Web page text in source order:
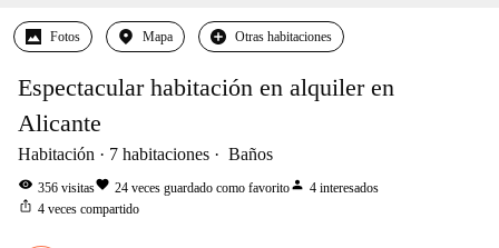
Fotos Mapa Otras habitaciones
Espectacular habitación en alquiler en
Alicante
Habitación 7 habitaciones Baños
visibility 356 visitasfavorite 24 veces guardado como favoritoperson 4 interesados
ios_share 4 veces compartido